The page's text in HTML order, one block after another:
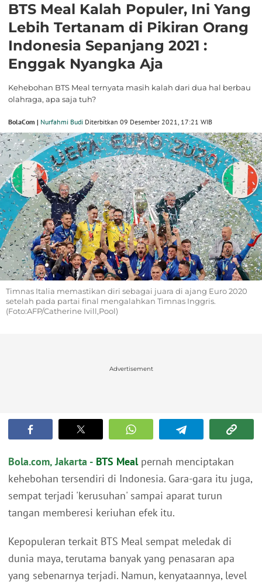
BTS Meal Kalah Populer, Ini Yang
Lebih Tertanam di Pikiran Orang
Indonesia Sepanjang 2021 :
Enggak Nyangka Aja
Kehebohan BTS Meal ternyata masih kalah dari dua hal berbau
olahraga, apa saja tuh?
BolaCom | Nurfahmi Budi Diterbitkan 09 Desember 2021, 17:21 WIB
Timnas Italia memastikan diri sebagai juara di ajang Euro 2020
setelah pada partai final mengalahkan Timnas Inggris.
(Foto:AFP/Catherine Ivill,Pool)
Advertisement
Bola.com, Jakarta - BTS Mealpernah menciptakan
kehebohan tersendiri di Indonesia. Gara-gara itu juga,
sempat terjadi 'kerusuhan' sampai aparat turun
tangan memberesi keriuhan efek itu.
Kepopuleran terkait BTS Meal sempat meledak di
dunia maya, terutama banyak yang penasaran apa
yang sebenarnya terjadi. Namun, kenyataannya, level